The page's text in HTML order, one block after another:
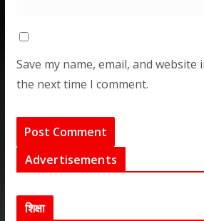
Save my name, email, and
the next time I comment.
Advertisements
शिक्षा